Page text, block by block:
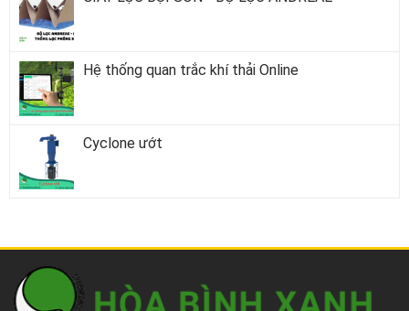
Hệ thống quan trắc khí thải Online
Cyclone ướt